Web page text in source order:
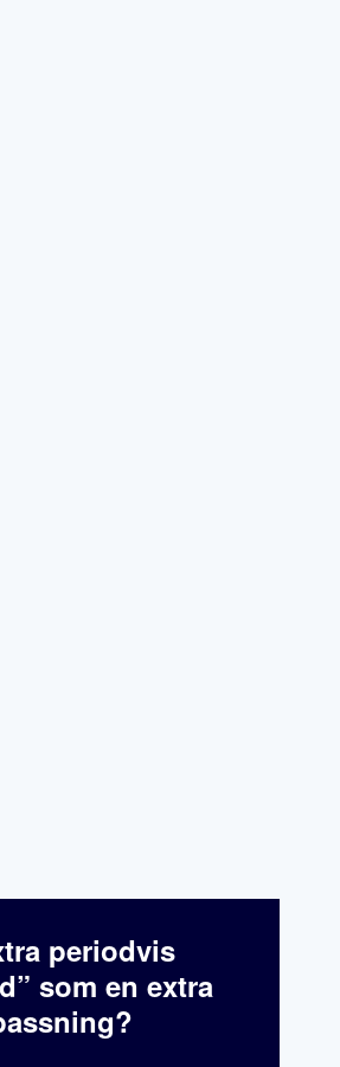
periodvis
som en extra